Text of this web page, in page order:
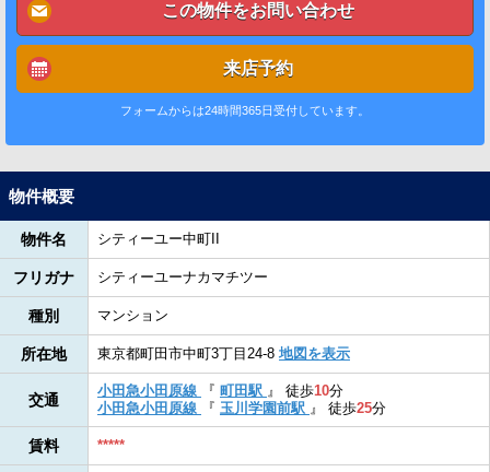
この物件をお問い合わせ
来店予約
フォームからは24時間365日受付しています。
物件概要
物件名 シティーユー中町II
フリガナ シティーユーナカマチツー
種別 マンション
所在地 東京都町田市中町3丁目24-8 地図を表示
交通
小田急小田原線 『 町田駅 』 徒歩10分
小田急小田原線
『 玉川学園前駅 』 徒歩25分
賃料 *****